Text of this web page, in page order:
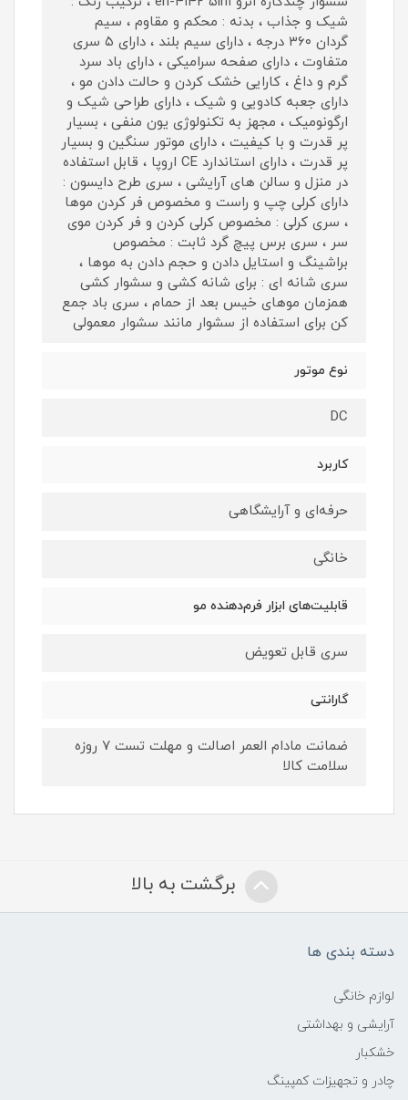
شیک و جذاب ، بدنه : محکم و مقاوم ، سیم
گردان ۳۶۰ درجه ، دارای سیم بلند ، دارای ۵ سری
متفاوت ، دارای صفحه سرامیکی ، دارای باد سرد
گرم و داغ ، کارایی خشک کردن و حالت دادن مو ،
دارای جعبه کادویی و شیک ، دارای طراحی شیک و
ارگونومیک ، مجهز به تکنولوژی یون منفی ، بسیار
پر قدرت و با کیفیت ، دارای موتور سنگین و بسیار
پر قدرت ، دارای استاندارد CE اروپا ، قابل استفاده
در منزل و سالن های آرایشی ، سری طرح دایسون :
دارای کرلی چپ و راست و مخصوص فر کردن موها
، سری کرلی : مخصوص کرلی کردن و فر کردن موی
سر ، سری برس پیچ گرد ثابت : مخصوص
براشینگ و استایل دادن و حجم دادن به موها ،
سری شانه ای : برای شانه کشی و سشوار کشی
همزمان موهای خیس بعد از حمام ، سری باد جمع
کن برای استفاده از سشوار مانند سشوار معمولی
نوع موتور
DC
کاربرد
حرفه‌ای و آرایشگاهی
خانگی
قابلیت‌های ابزار فرم‌دهنده مو
سری قابل تعویض
گارانتی
ضمانت مادام العمر اصالت و مهلت تست ۷ روزه
سلامت کالا
برگشت به بالا
دسته بندی ها
لوازم خانگی
آرایشی و بهداشتی
خشکبار
چادر و تجهیزات کمپینگ